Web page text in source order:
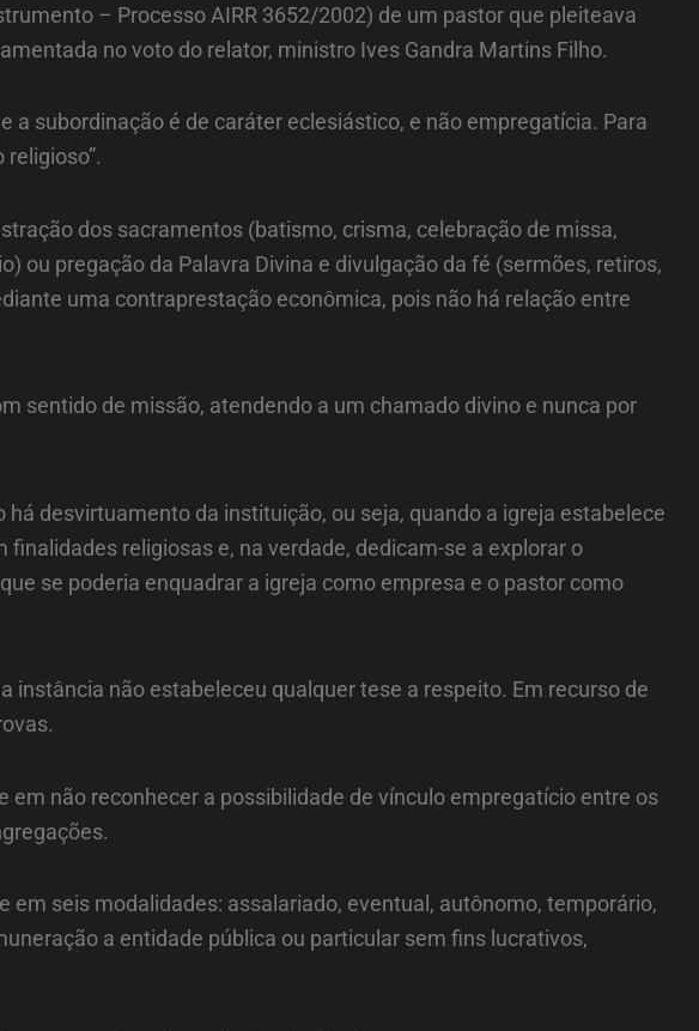
– Processo AIRR 3652/2002) de um pastor que pleiteava
no voto do relator, ministro Ives Gandra Martins Filho.
a subordinação é de caráter eclesiástico, e não empregatícia. Para
dos sacramentos (batismo, crisma, celebração de missa,
ou pregação da Palavra Divina e divulgação da fé (sermões, retiros,
uma contraprestação econômica, pois não há relação entre
sentido de missão, atendendo a um chamado divino e nunca por
desvirtuamento da instituição, ou seja, quando a igreja estabelece
religiosas e, na verdade, dedicam-se a explorar o
se poderia enquadrar a igreja como empresa e o pastor como
instância não estabeleceu qualquer tese a respeito. Em recurso de
não reconhecer a possibilidade de vínculo empregatício entre os
em seis modalidades: assalariado, eventual, autônomo, temporário,
a entidade pública ou particular sem fins lucrativos,